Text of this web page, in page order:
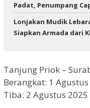
Padat, Penumpang
Lonjakan Mudik
Siapkan Armada dari
Tanjung Priok –
Berangkat: 1
Tiba: 2 Agustus 2025